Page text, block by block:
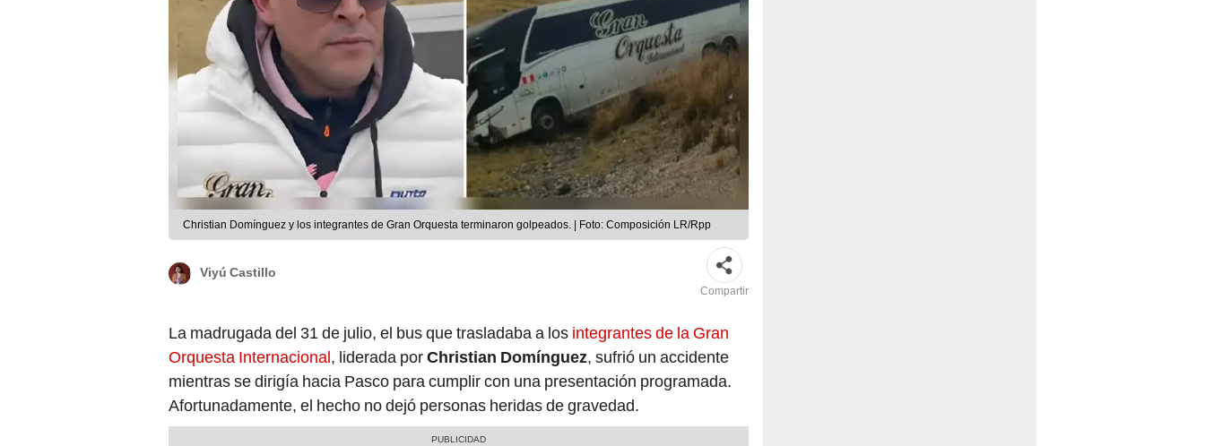
Christian Domínguez y los integrantes de Gran Orquesta terminaron golpeados. | Foto: Composición LR/Rpp
Viyú Castillo
Compartir
La madrugada del 31 de julio, el bus que trasladaba a los integrantes de la Gran
Orquesta Internacional, liderada porChristian Domínguez, sufrió un accidente
mientras se dirigía hacia Pasco para cumplir con una presentación programada.
Afortunadamente, el hecho no dejó personas heridas de gravedad.